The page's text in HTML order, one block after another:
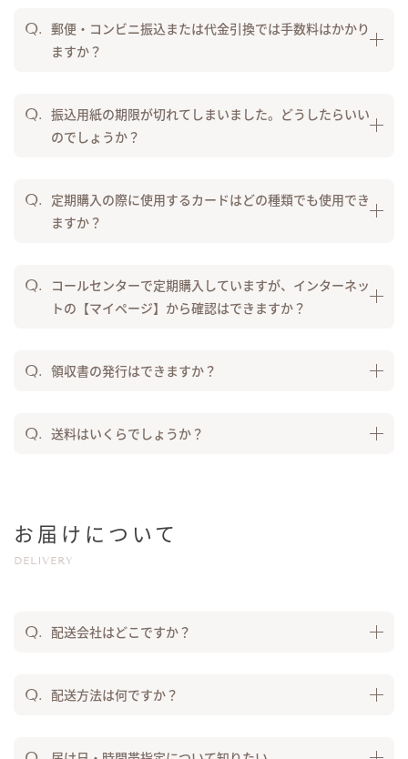
郵便・コンビニ振込または代金引換では手数料はかかり
ますか？
振込用紙の期限が切れてしまいました。どうしたらいい
のでしょうか？
定期購入の際に使用するカードはどの種類でも使用でき
ますか？
コールセンターで定期購入していますが、インターネッ
トの【マイページ】から確認はできますか？
領収書の発行はできますか？
送料はいくらでしょうか？
お届けについて
DELIVERY
配送会社はどこですか？
配送方法は何ですか？